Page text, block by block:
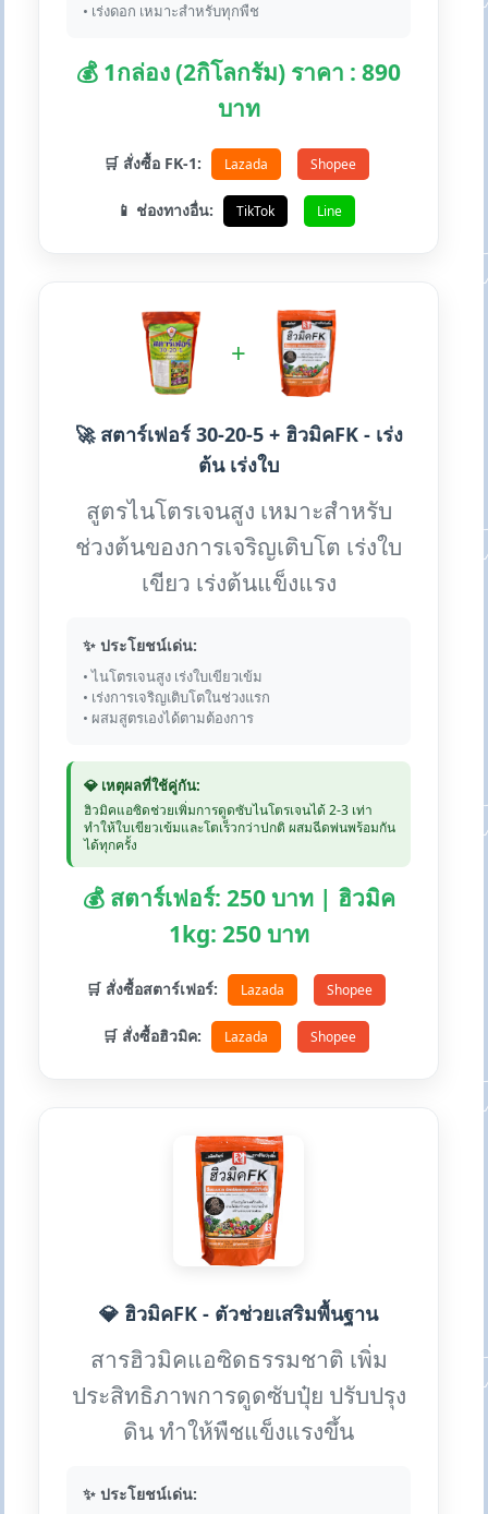
• เร่งดอก เหมาะสำหรับทุกพืช
💰 1กล่อง (2กิโลกรัม) ราคา : 890
บาท
🛒 สั่งซื้อ FK-1: Lazada Shopee
📱 ช่องทางอื่น: TikTok Line
+
🚀 สตาร์เฟอร์ 30-20-5 + ฮิวมิคFK - เร่ง
ต้น เร่งใบ
สูตรไนโตรเจนสูง เหมาะสำหรับ
ช่วงต้นของการเจริญเติบโต เร่งใบ
เขียว เร่งต้นแข็งแรง
✨ ประโยชน์เด่น:
• ไนโตรเจนสูง เร่งใบเขียวเข้ม
• เร่งการเจริญเติบโตในช่วงแรก
• ผสมสูตรเองได้ตามต้องการ
💎 เหตุผลที่ใช้คู่กัน:
ฮิวมิคแอซิดช่วยเพิ่มการดูดซับไนโตรเจนได้ 2-3 เท่า
ทำให้ใบเขียวเข้มและโตเร็วกว่าปกติ ผสมฉีดพ่นพร้อมกัน
ได้ทุกครั้ง
💰 สตาร์เฟอร์: 250 บาท | ฮิวมิค
1kg: 250 บาท
🛒 สั่งซื้อสตาร์เฟอร์: Lazada Shopee
🛒 สั่งซื้อฮิวมิค: Lazada Shopee
💎 ฮิวมิคFK - ตัวช่วยเสริมพื้นฐาน
สารฮิวมิคแอซิดธรรมชาติ เพิ่ม
ประสิทธิภาพการดูดซับปุ๋ย ปรับปรุง
ดิน ทำให้พืชแข็งแรงขึ้น
✨ ประโยชน์เด่น: